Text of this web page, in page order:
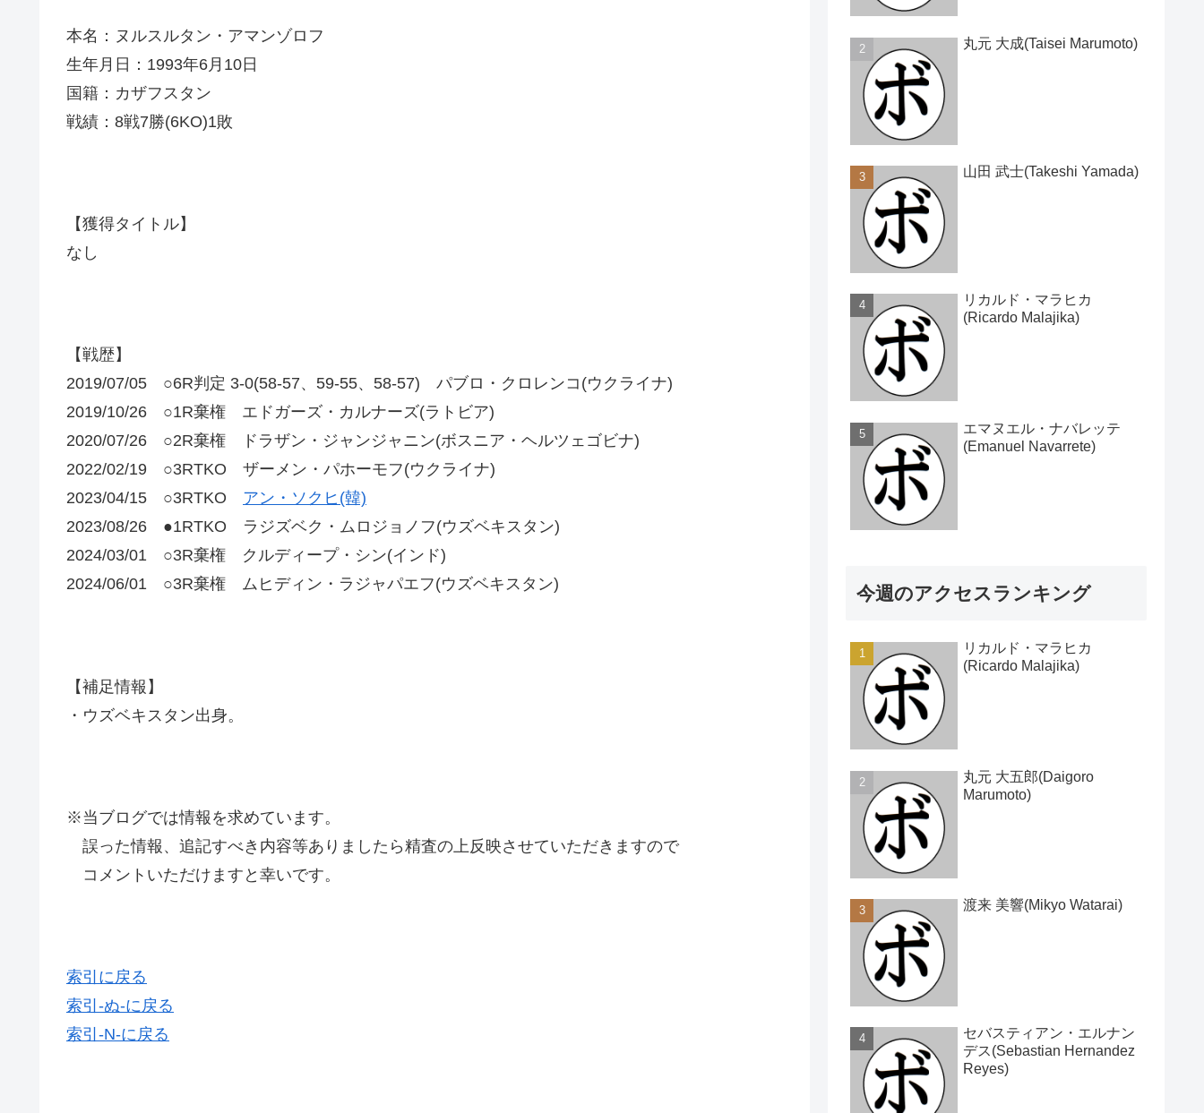
本名：ヌルスルタン・アマンゾロフ
生年月日：1993年6月10日
国籍：カザフスタン
戦績：8戦7勝(6KO)1敗
【獲得タイトル】
なし
【戦歴】
2019/07/05 ○6R判定 3-0(58-57、59-55、58-57) パブロ・クロレンコ(ウクライナ)
2019/10/26 ○1R棄権 エドガーズ・カルナーズ(ラトビア)
2020/07/26 ○2R棄権 ドラザン・ジャンジャニン(ボスニア・ヘルツェゴビナ)
2022/02/19 ○3RTKO ザーメン・パホーモフ(ウクライナ)
2023/04/15 ○3RTKO アン・ソクヒ(韓)
2023/08/26 ●1RTKO ラジズベク・ムロジョノフ(ウズベキスタン)
2024/03/01 ○3R棄権 クルディープ・シン(インド)
2024/06/01 ○3R棄権 ムヒディン・ラジャパエフ(ウズベキスタン)
【補足情報】
・ウズベキスタン出身。
※当ブログでは情報を求めています。
誤った情報、追記すべき内容等ありましたら精査の上反映させていただきますので
コメントいただけますと幸いです。
索引に戻る
索引-ぬ-に戻る
索引-N-に戻る
丸元 大成(Taisei Marumoto)
山田 武士(Takeshi Yamada)
リカルド・マラヒカ
(Ricardo Malajika)
エマヌエル・ナバレッテ
(Emanuel Navarrete)
今週のアクセスランキング
リカルド・マラヒカ
(Ricardo Malajika)
丸元 大五郎(Daigoro
Marumoto)
渡来 美響(Mikyo Watarai)
セバスティアン・エルナン
デス(Sebastian Hernandez
Reyes)